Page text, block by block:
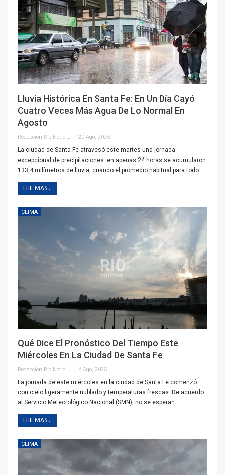
Lluvia Histórica En Santa Fe: En Un Día Cayó
Cuatro Veces Más Agua De Lo Normal En
Agosto
Redaccion Rio Noticias 20 Ago, 2025
La ciudad de Santa Fe atravesó este martes una jornada
excepcional de precipitaciones: en apenas 24 horas se acumularon
133,4 milímetros de lluvia, cuando el promedio habitual para todo…
LEE MAS...
CLIMA
Qué Dice El Pronóstico Del Tiempo Este
Miércoles En La Ciudad De Santa Fe
Redaccion Rio Noticias 6 Ago, 2025
La jornada de este miércoles en la ciudad de Santa Fe comenzó
con cielo ligeramente nublado y temperaturas frescas. De acuerdo
al Servicio Meteorológico Nacional (SMN), no se esperan…
LEE MAS...
CLIMA